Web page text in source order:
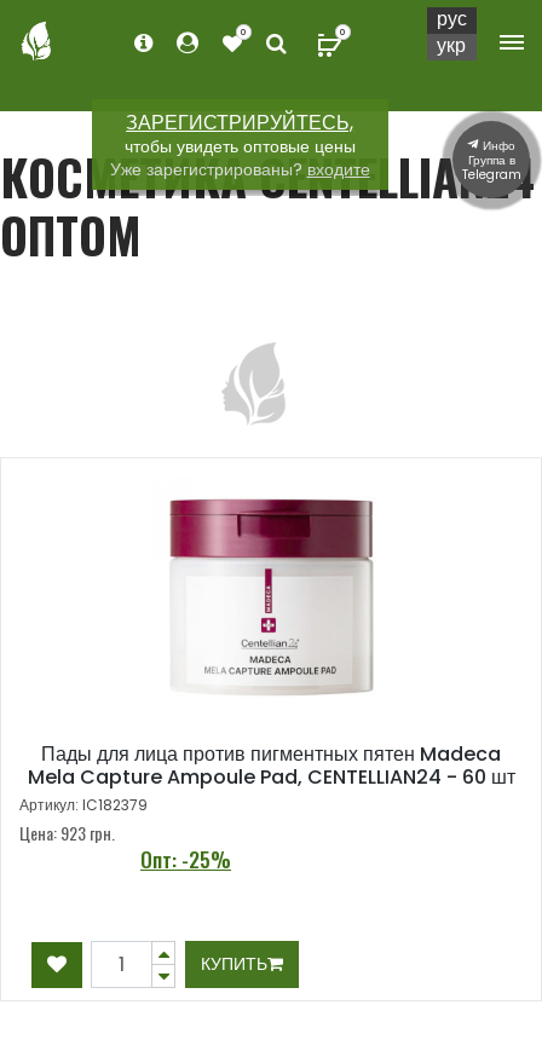
ЗАРЕГИСТРИРУЙТЕСЬ,
чтобы увидеть оптовые цены
Уже зарегистрированы? входите
0 0
КОСМЕТИКА CENTELLIAN24
ОПТОМ
Пады для лица против пигментных пятен Madeca
Mela Capture Ampoule Pad, CENTELLIAN24 - 60 шт
Артикул: IC182379
Цена: 923грн.
Опт: -25%
КУПИТЬ
рус
укр
Инфо
Группа в
Telegram